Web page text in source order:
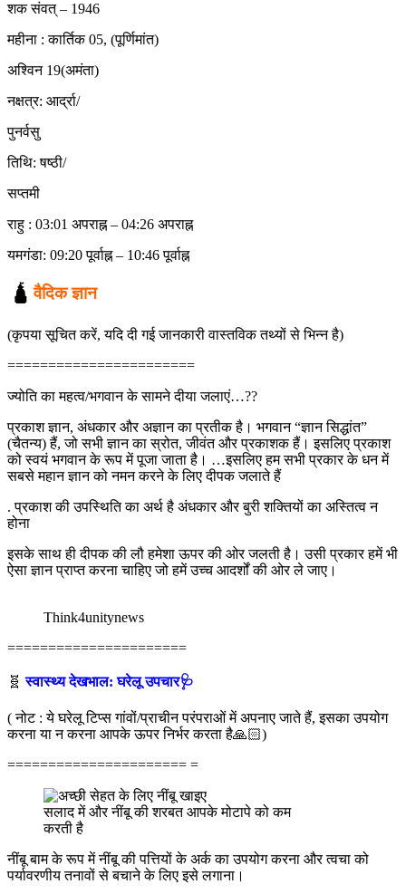
शक संवत् – 1946
महीना : कार्तिक 05, (पूर्णिमांत)
अश्विन 19(अमंता)
नक्षत्र: आर्द्रा/
पुनर्वसु
तिथि: षष्ठी/
सप्तमी
राहु : 03:01 अपराह्न – 04:26 अपराह्न
यमगंडा: 09:20 पूर्वाह्न – 10:46 पूर्वाह्न
🛕वैदिक ज्ञान
(कृपया सूचित करें, यदि दी गई जानकारी वास्तविक तथ्यों से भिन्न है)
=======================
ज्योति का महत्व/भगवान के सामने दीया जलाएं…??
प्रकाश ज्ञान, अंधकार और अज्ञान का प्रतीक है। भगवान “ज्ञान सिद्धांत”
(चैतन्य) हैं, जो सभी ज्ञान का स्रोत, जीवंत और प्रकाशक हैं। इसलिए प्रकाश
को स्वयं भगवान के रूप में पूजा जाता है। …इसलिए हम सभी प्रकार के धन में
सबसे महान ज्ञान को नमन करने के लिए दीपक जलाते हैं
. प्रकाश की उपस्थिति का अर्थ है अंधकार और बुरी शक्तियों का अस्तित्व न
होना
इसके साथ ही दीपक की लौ हमेशा ऊपर की ओर जलती है। उसी प्रकार हमें भी
ऐसा ज्ञान प्राप्त करना चाहिए जो हमें उच्च आदर्शों की ओर ले जाए।
Think4unitynews
======================
🧬स्वास्थ्य देखभाल: घरेलू उपचार🩺
( नोट : ये घरेलू टिप्स गांवों/प्राचीन परंपराओं में अपनाए जाते हैं, इसका उपयोग
करना या न करना आपके ऊपर निर्भर करता है🙏🏻)
====================== =
सलाद में और नींबू की शरबत आपके मोटापे को कम
करती है
नींबू बाम के रूप में नींबू की पत्तियों के अर्क का उपयोग करना और त्वचा को
पर्यावरणीय तनावों से बचाने के लिए इसे लगाना।